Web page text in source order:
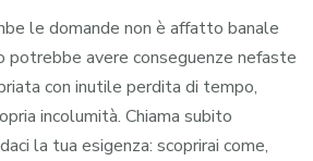
le domande non è affatto banale
avere conseguenze nefaste
con inutile perdita di tempo,
incolumità. Chiama subito
la tua esigenza: scoprirai come,